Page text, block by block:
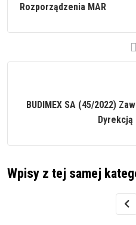
Rozporządzenia MAR
BUDIMEX SA (45/2022)
Wpisy z tej samej